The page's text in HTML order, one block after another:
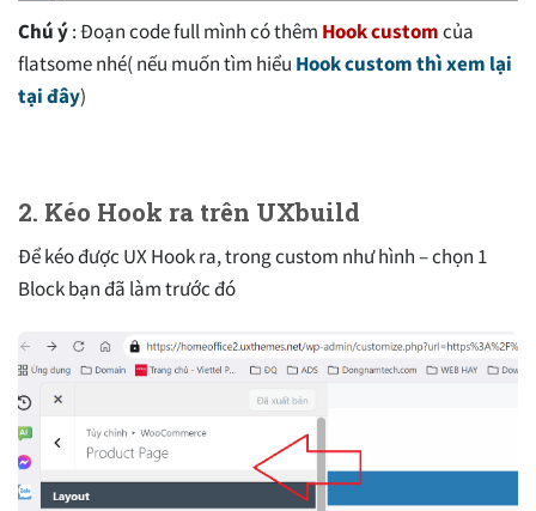
Chú ý: Đoạn code full mình có thêm Hook customcủa
flatsome nhé( nếu muốn tìm hiểu Hook custom thì xem lại
tại đây)
2. Kéo Hook ra trên UXbuild
Để kéo được UX Hook ra, trong custom như hình – chọn 1
Block bạn đã làm trước đó